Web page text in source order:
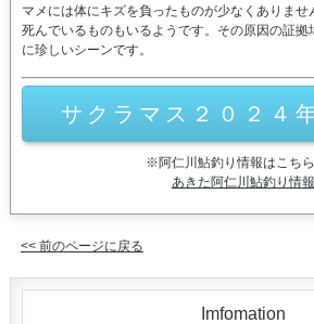
マメには体にキズを負ったものが少なくありませ
死んでいるものもいるようです。その原因の証拠
に珍しいシーンです。
サクラマス２０２４
※阿仁川鮎釣り情報はこち
あきた阿仁川鮎釣り情報
<< 前のページに戻る
Imfomation